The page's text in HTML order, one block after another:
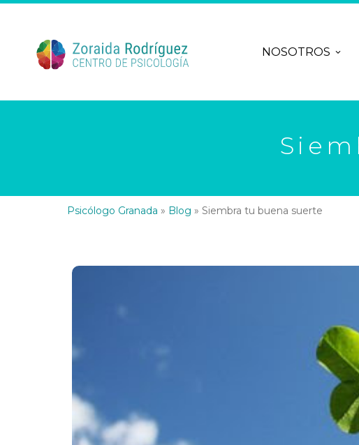
NOSOTROS
Psicólogo Granada » Blog » Siembra tu buena suerte